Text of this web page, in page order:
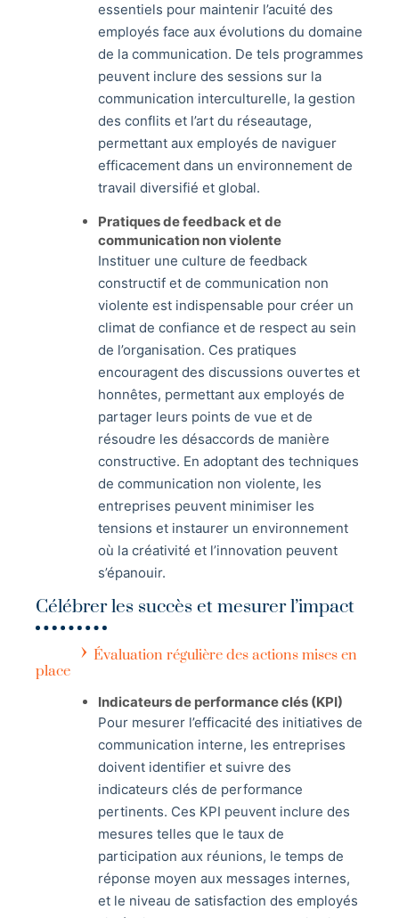
essentiels pour maintenir l’acuité des
employés face aux évolutions du domaine
de la communication. De tels programmes
peuvent inclure des sessions sur la
communication interculturelle, la gestion
des conflits et l’art du réseautage,
permettant aux employés de naviguer
efficacement dans un environnement de
travail diversifié et global.
Pratiques de feedback et de
communication non violente
Instituer une culture de feedback
constructif et de communication non
violente est indispensable pour créer un
climat de confiance et de respect au sein
de l’organisation. Ces pratiques
encouragent des discussions ouvertes et
honnêtes, permettant aux employés de
partager leurs points de vue et de
résoudre les désaccords de manière
constructive. En adoptant des techniques
de communication non violente, les
entreprises peuvent minimiser les
tensions et instaurer un environnement
où la créativité et l’innovation peuvent
s’épanouir.
Célébrer les succès et mesurer l’impact
Évaluation régulière des actions mises en
place
Indicateurs de performance clés (KPI)
Pour mesurer l’efficacité des initiatives de
communication interne, les entreprises
doivent identifier et suivre des
indicateurs clés de performance
pertinents. Ces KPI peuvent inclure des
mesures telles que le taux de
participation aux réunions, le temps de
réponse moyen aux messages internes,
et le niveau de satisfaction des employés